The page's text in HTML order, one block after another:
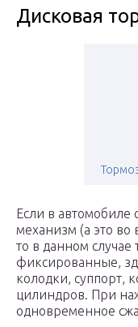
Дисковая
Если в автомобиле
механизм (а это во
то в данном случае
фиксированные,
колодки, суппорт,
цилиндров. При
одновременное